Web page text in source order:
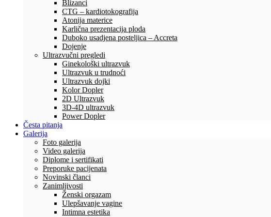
Blizanci
CTG – kardiotokografija
Atonija materice
Karlična prezentacija ploda
Duboko usadjena posteljica – Accreta
Dojenje
Ultrazvučni pregledi
Ginekološki ultrazvuk
Ultrazvuk u trudnoći
Ultrazvuk dojki
Kolor Dopler
2D Ultrazvuk
3D-4D ultrazvuk
Power Dopler
Česta pitanja
Galerija
Foto galerija
Video galerija
Diplome i sertifikati
Preporuke pacijenata
Novinski članci
Zanimljivosti
Ženski orgazam
Ulepšavanje vagine
Intimna estetika